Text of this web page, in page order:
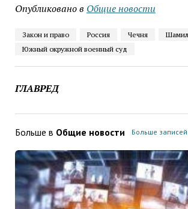
Опубликовано в Общие новости
Закон и право Россия Чечня
Южный окружной военный суд
ГЛАВРЕД
Больше в Общие новости Больше